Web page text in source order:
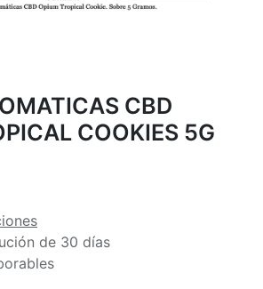
CBD
COOKIES 5G
de 30 días